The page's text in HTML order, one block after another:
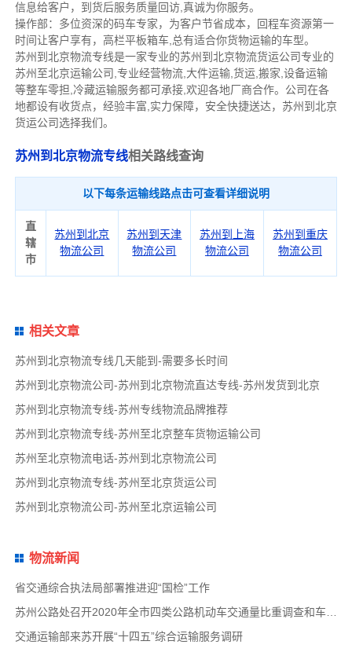
信息给客户，到货后服务质量回访,真诚为你服务。
操作部：多位资深的码车专家，为客户节省成本，回程车资源第一
时间让客户享有，高栏平板箱车,总有适合你货物运输的车型。
苏州到北京物流专线是一家专业的苏州到北京物流货运公司专业的
苏州至北京运输公司,专业经营物流,大件运输,货运,搬家,设备运输
等整车零担,冷藏运输服务都可承接,欢迎各地厂商合作。公司在各
地都设有收货点，经验丰富,实力保障，安全快捷送达，苏州到北京
货运公司选择我们。
苏州到北京物流专线相关路线查询
以下每条运输线路点击可查看详细说明
直
辖
市
苏州到北京
物流公司
苏州到天津
物流公司
苏州到上海
物流公司
苏州到重庆
物流公司
相关文章
苏州到北京物流专线几天能到-需要多长时间
苏州到北京物流公司-苏州到北京物流直达专线-苏州发货到北京
苏州到北京物流专线-苏州专线物流品牌推荐
苏州到北京物流专线-苏州至北京整车货物运输公司
苏州至北京物流电话-苏州到北京物流公司
苏州到北京物流专线-苏州至北京货运公司
苏州到北京物流公司-苏州至北京运输公司
物流新闻
省交通综合执法局部署推进迎“国检”工作
苏州公路处召开2020年全市四类公路机动车交通量比重调查和车速调查布置会
交通运输部来苏开展“十四五”综合运输服务调研